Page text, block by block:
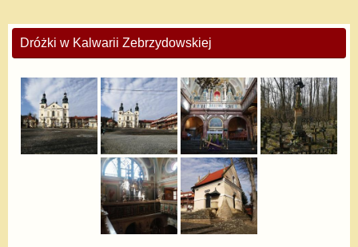
Dróżki w Kalwarii Zebrzydowskiej